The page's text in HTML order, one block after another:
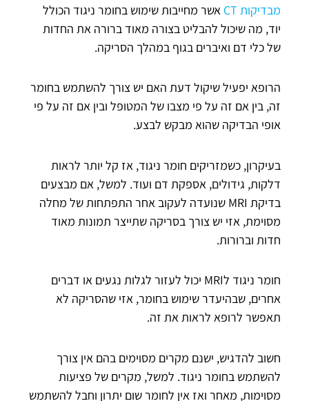
מבדיקות CT
אשר מחייבות שימוש בחומר ניגוד הכולל
יוד, מה שיכול להבליט בצורה מאוד ברורה את החדות
של כלי דם ואיברים בגוף במהלך הסריקה.
הרופא יפעיל שיקול דעת האם יש צורך להשתמש בחומר
זה, בין אם זה על פי מצבו של המטופל ובין אם זה על פי
אופי הבדיקה שהוא מבקש לבצע.
בעיקרון, כשמזריקים חומר ניגוד, אז קל יותר לראות
דלקות, גידולים, אספקת דם ועוד. למשל, אם מבצעים
בדיקת MRI שנועדה לעקוב אחר התפתחות של מחלה
מסוימת, אזי יש צורך בסריקה שתייצר תמונות מאוד
חדות וברורות.
חומר ניגוד לMRI יכול לעזור לגלות נגעים או דברים
אחרים, שבהיעדר שימוש בחומר, אזי שהסריקה לא
תאפשר לרופא לראות את זה.
חשוב להדגיש, ישנם מקרים מסוימים בהם אין צורך
להשתמש בחומר ניגוד. למשל, מקרים של פציעות
מסוימות, מאחר ואז אין לחומר שום יתרון וחבל להשתמש